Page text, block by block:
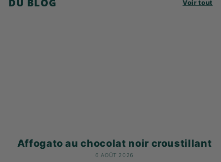
Voir tout
Affogato au chocolat noir croustillant
6 AOÛT 2026